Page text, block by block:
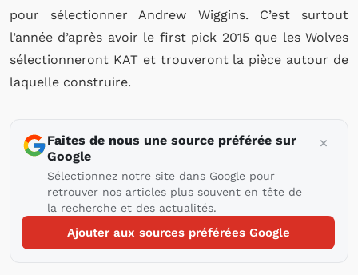
pour sélectionner Andrew Wiggins. C’est surtout
l’année d’après avoir le first pick 2015 que les Wolves
sélectionneront KAT et trouveront la pièce autour de
laquelle construire.
Faites de nous une source préférée sur
Google
Sélectionnez notre site dans Google pour
retrouver nos articles plus souvent en tête de
la recherche et des actualités.
Ajouter aux sources préférées Google